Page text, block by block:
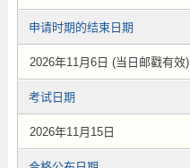
申请时期的结束日期
2026年11月6日 (当日邮戳有效)
考试日期
2026年11月15日